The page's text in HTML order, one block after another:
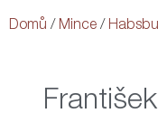
Domů / Mince /